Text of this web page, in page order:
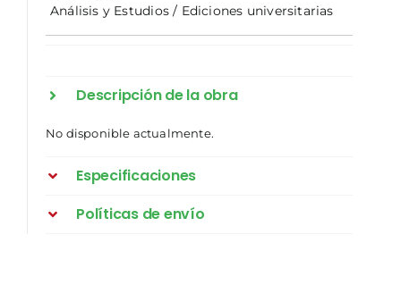
Análisis y Estudios / Ediciones universitarias
Descripción de la obra
No disponible actualmente.
Especificaciones
Políticas de envío